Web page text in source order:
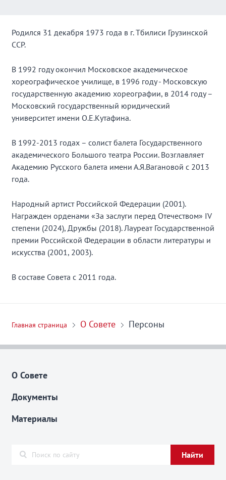
Родился 31 декабря 1973 года в г. Тбилиси Грузинской
ССР.
В 1992 году окончил Московское академическое
хореографическое училище, в 1996 году - Московскую
государственную академию хореографии, в 2014 году –
Московский государственный юридический
университет имени О.Е.Кутафина.
В 1992-2013 годах – солист балета Государственного
академического Большого театра России. Возглавляет
Академию Русского балета имени А.Я.Вагановой с 2013
года.
Народный артист Российской Федерации (2001).
Награжден орденами «За заслуги перед Отечеством» IV
степени (2024), Дружбы (2018). Лауреат Государственной
премии Российской Федерации в области литературы и
искусства (2001, 2003).
В составе Совета с 2011 года.
Главная страница О Совете Персоны
О Совете
Документы
Материалы
Найти